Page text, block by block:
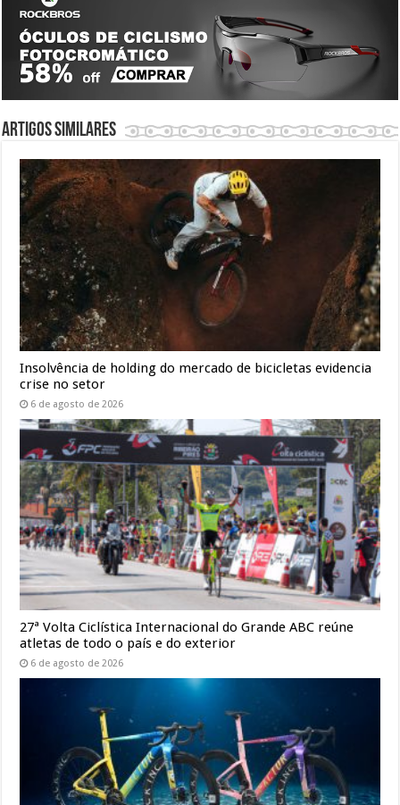
Artigos similares
Insolvência de holding do mercado de bicicletas evidencia
crise no setor
6 de agosto de 2026
27ª Volta Ciclística Internacional do Grande ABC reúne
atletas de todo o país e do exterior
6 de agosto de 2026